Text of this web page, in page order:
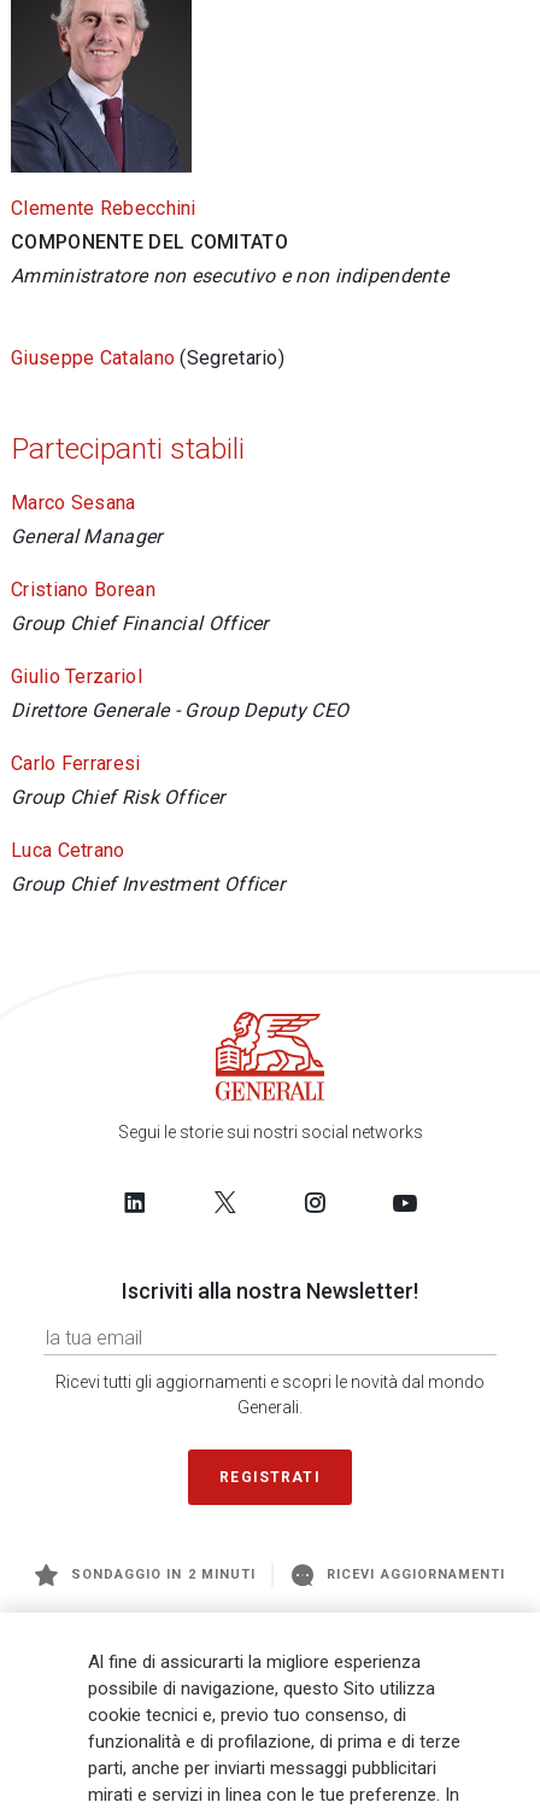
Clemente Rebecchini
COMPONENTE DEL COMITATO
Amministratore non esecutivo e non indipendente
Giuseppe Catalano (Segretario)
Partecipanti stabili
Marco Sesana
General Manager
Cristiano Borean
Group Chief Financial Officer
Giulio Terzariol
Direttore Generale - Group Deputy CEO
Carlo Ferraresi
Group Chief Risk Officer
Luca Cetrano
Group Chief Investment Officer
Segui le storie sui nostri social networks
Iscriviti alla nostra Newsletter!
Ricevi tutti gli aggiornamenti e scopri le novità dal mondo
Generali.
REGISTRATI
SONDAGGIO IN 2 MINUTI RICEVI AGGIORNAMENTI
management a livello globale, con premi complessivi pari a € 98,1
miliardi e € 900 miliardi di AUM nel 2025. Fondato nel 1831, con oltre 88
mila dipendenti e 163 mila agenti che servono 75 milioni di clienti, il
Gruppo ha una posizione di leadership in Europa e una presenza
crescente in Asia e America. Al centro della strategia di Generali c'è il suo
impegno Lifetime Partner verso i clienti, realizzato attraverso soluzioni
Al fine di assicurarti la migliore esperienza
possibile di navigazione, questo Sito utilizza
cookie tecnici e, previo tuo consenso, di
funzionalità e di profilazione, di prima e di terze
parti, anche per inviarti messaggi pubblicitari
mirati e servizi in linea con le tue preferenze. In